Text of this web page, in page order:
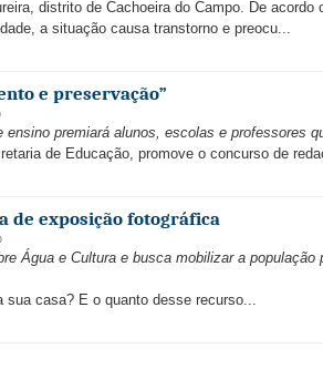
distrito de Cachoeira do Campo. De
a situação causa transtorno e preocu...
e preservação”
ensino premiará alunos, escolas e professores
de Educação, promove o concurso de
de exposição fotográfica
Água e Cultura e busca mobilizar a população
sua casa? E o quanto desse recurso...